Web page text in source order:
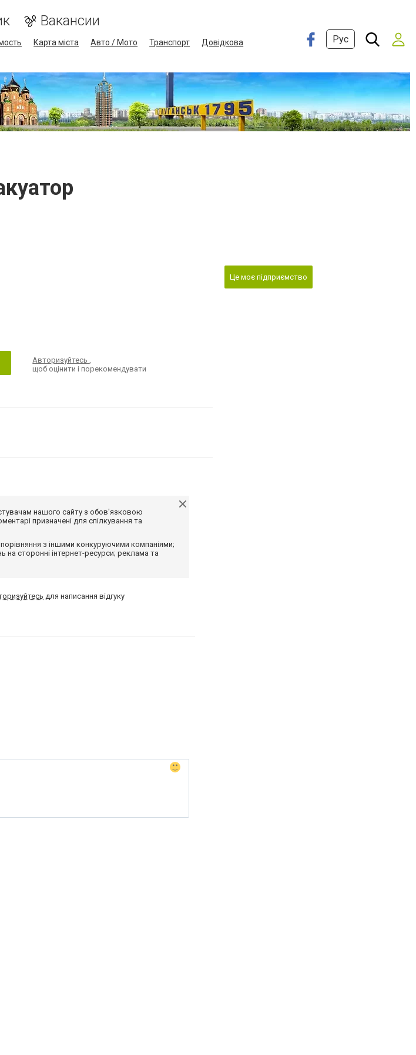
Вакансии
Карта міста Авто / Мото Транспорт
Довідкова
Рус
Авторизуйтесь,
щоб оцінити і порекомендувати
Це моє підприємство
нашого сайту з обов'язковою
призначені для спілкування та
з іншими конкуруючими компаніями;
на сторонні інтернет-ресурси; реклама та
для написання відгуку